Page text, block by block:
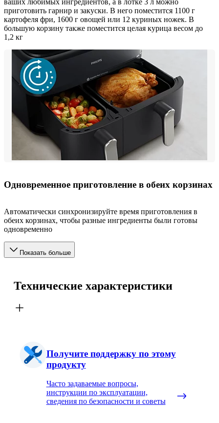
ваших любимых ингредиентов, а в лотке 3 л можно
приготовить гарнир и закуски. В него поместится 1100 г
картофеля фри, 1600 г овощей или 12 куриных ножек. В
большую корзину также поместится целая курица весом до
1,2 кг
Одновременное приготовление в обеих корзинах
Автоматически синхронизируйте время приготовления в
обеих корзинах, чтобы разные ингредиенты были готовы
одновременно
Показать больше
Технические характеристики
Получите поддержку по этому
продукту
Часто задаваемые вопросы,
инструкции по эксплуатации,
сведения по безопасности и советы